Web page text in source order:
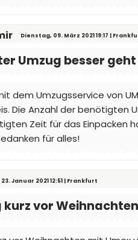
Dienstag, 09. März 2021 19:17 |
Umzug besser
dem Umzugsservice von
Die Anzahl der benötigten
Zeit für das Einpacken
für alles!
Januar 2021 12:51 | Frankfurt
kurz vor Weihnachten